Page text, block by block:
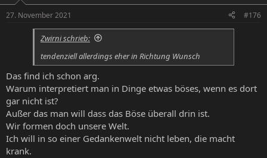
27. November 2021 #176
Zwirni schrieb:
tendenziell allerdings eher in Richtung Wunsch
Das find ich schon arg.
Warum interpretiert man in Dinge etwas böses, wenn es dort
gar nicht ist?
Außer das man will dass das Böse überall drin ist.
Wir formen doch unsere Welt.
Ich will in so einer Gedankenwelt nicht leben, die macht
krank.